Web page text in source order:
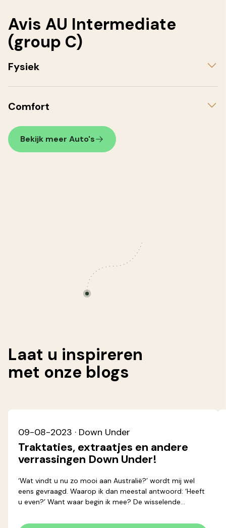
Avis AU Intermediate
(group C)
Fysiek
Comfort
Bekijk meer Auto's
Laat u inspireren
met onze blogs
09-08-2023 · Down Under
Traktaties, extraatjes en andere
verrassingen Down Under!
‘Wat vindt u nu zo mooi aan Australië?’ wordt mij wel
eens gevraagd. Waarop ik dan meestal antwoord: ‘Heeft
u even?’ Want waar begin ik mee? De wisselende
unieke dierenwereld, de bijzondere natuurfenomenen?